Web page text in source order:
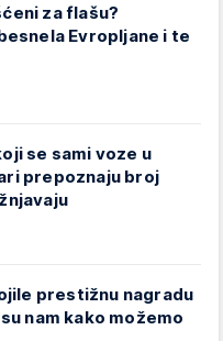
za flašu?
Evropljane i te
se sami voze u
prepoznaju broj
prestižnu nagradu
nam kako možemo